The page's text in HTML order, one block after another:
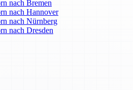
nach Bremen
nach Hannover
nach Nürnberg
nach Dresden